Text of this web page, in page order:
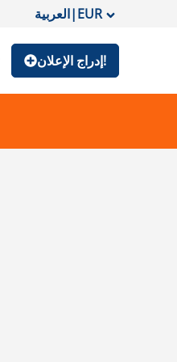
العربية|EUR
إدراج الإعلان!